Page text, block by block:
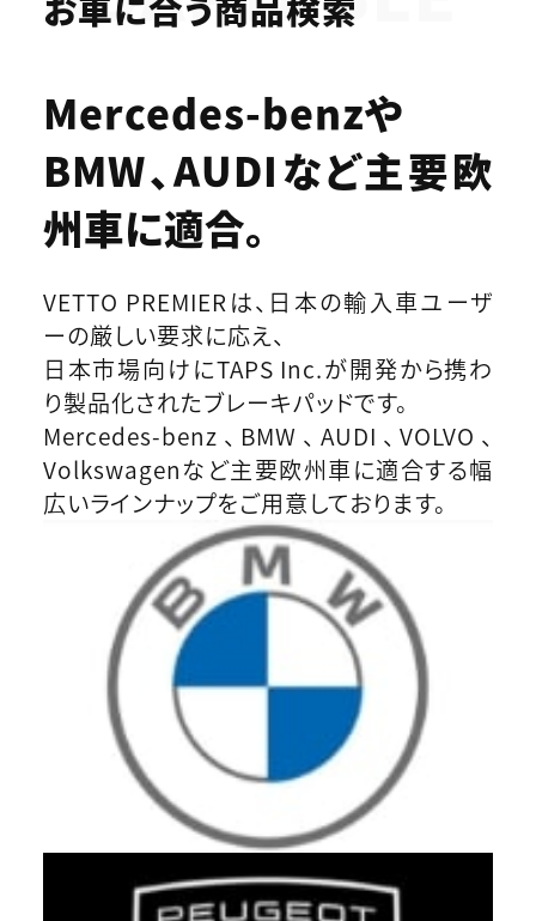
Mercedes-benzや
BMW、AUDIなど主要欧
州車に適合。
VETTO PREMIERは、日本の輸入車ユーザ
ーの厳しい要求に応え、
日本市場向けにTAPS Inc.が開発から携わ
り製品化されたブレーキパッドです。
Mercedes-benz、BMW、AUDI、VOLVO、
Volkswagenなど主要欧州車に適合する幅
広いラインナップをご用意しております。